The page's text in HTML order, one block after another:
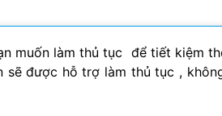
muốn làm thủ tục để tiết kiệm
sẽ được hỗ trợ làm thủ tục ,